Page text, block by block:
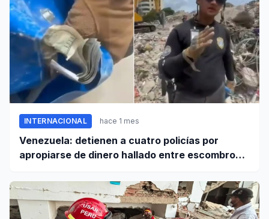
INTERNACIONAL hace 1 mes
Venezuela: detienen a cuatro policías por
apropiarse de dinero hallado entre escombros